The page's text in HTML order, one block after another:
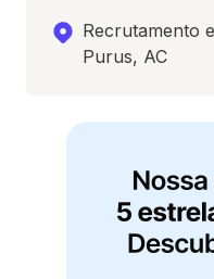
Recrutamento
Purus, AC